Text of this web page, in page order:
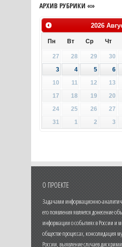
АРХИВ РУБРИКИ «»
2026
Пн Вт Ср Чт
27 28 29 30
3
4 5 6
10
11 12 13
17
18 19 20
24
25 26 27
31
1 2 3
О ПРОЕКТЕ
Задачами информационно-
его появления является донесение
информации о событиях в России и
обществе процессах, консолидация
России, выявление случаев